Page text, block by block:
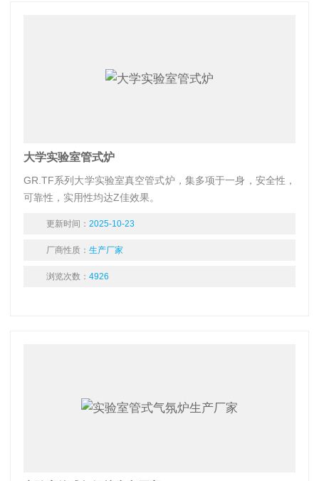
大学实验室管式炉
GR.TF系列大学实验室真空管式炉，集多项于一身，安全性，
可靠性，实用性均达Z佳效果。
更新时间： 2025-10-23
厂商性质： 生产厂家
浏览次数： 4926